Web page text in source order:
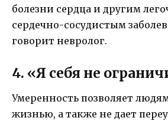
болезни сердца и другим
сердечно-сосудистым
говорит невролог.
4. «Я себя не
Умеренность позволяет
жизнью, а также не дает